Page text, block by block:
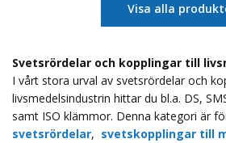
Visa alla
Svetsrördelar och kopplingar till
I vårt stora urval av svetsrördelar och
livsmedelsindustrin hittar du bl.a. DS,
samt ISO klämmor. Denna kategori är
svetsrördelar, svetskopplingar till